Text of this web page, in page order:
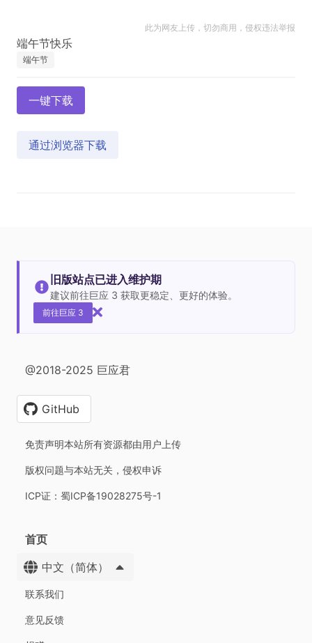
此为网友上传，切勿商用，侵权违法举报
端午节
一键下载
通过浏览器下载
旧版站点已进入维护期
建议前往巨应 3 获取更稳定、更好的体验。
前往巨应 3
@2018-2025 巨应君
GitHub
免责声明本站所有资源都由用户上传
版权问题与本站无关，侵权申诉
ICP证：蜀ICP备19028275号-1
首页
中文（简体）
联系我们
意见反馈